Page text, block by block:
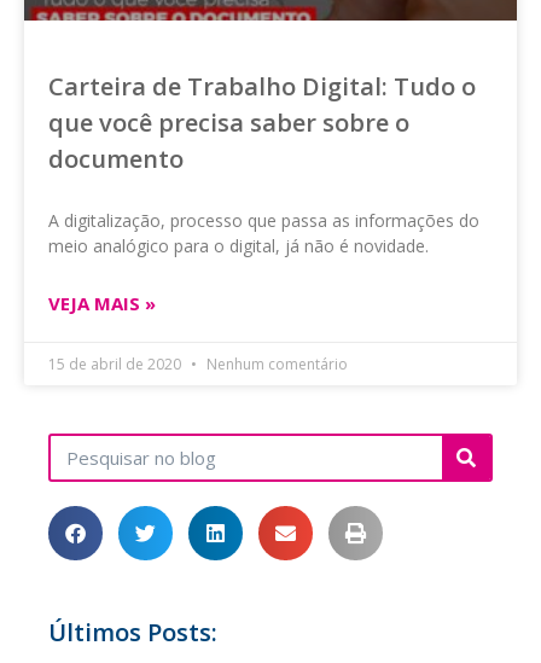
Carteira de Trabalho Digital: Tudo o
que você precisa saber sobre o
documento
A digitalização, processo que passa as informações do
meio analógico para o digital, já não é novidade.
VEJA MAIS »
15 de abril de 2020 Nenhum comentário
Últimos Posts: